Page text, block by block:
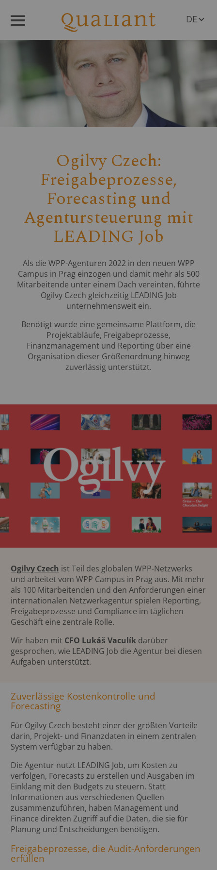
DE
Ogilvy Czech:
Freigabeprozesse,
Forecasting und
Agentursteuerung mit
LEADING Job
Als die WPP-Agenturen 2022 in den neuen WPP
Campus in Prag einzogen und damit mehr als 500
Mitarbeitende unter einem Dach vereinten, führte
Ogilvy Czech gleichzeitig LEADING Job
unternehmensweit ein.
Benötigt wurde eine gemeinsame Plattform, die
Projektabläufe, Freigabeprozesse,
Finanzmanagement und Reporting über eine
Organisation dieser Größenordnung hinweg
zuverlässig unterstützt.
Ogilvy Czech ist Teil des globalen WPP-Netzwerks
und arbeitet vom WPP Campus in Prag aus. Mit mehr
als 100 Mitarbeitenden und den Anforderungen einer
internationalen Netzwerkagentur spielen Reporting,
Freigabeprozesse und Compliance im täglichen
Geschäft eine zentrale Rolle.
Wir haben mit CFO Lukáš Vaculík darüber
gesprochen, wie LEADING Job die Agentur bei diesen
Aufgaben unterstützt.
Zuverlässige Kostenkontrolle und
Forecasting
Für Ogilvy Czech besteht einer der größten Vorteile
darin, Projekt- und Finanzdaten in einem zentralen
System verfügbar zu haben.
Die Agentur nutzt LEADING Job, um Kosten zu
verfolgen, Forecasts zu erstellen und Ausgaben im
Einklang mit den Budgets zu steuern. Statt
Informationen aus verschiedenen Quellen
zusammenzuführen, haben Management und
Finance direkten Zugriff auf die Daten, die sie für
Planung und Entscheidungen benötigen.
Freigabeprozesse, die Audit-Anforderungen
erfüllen